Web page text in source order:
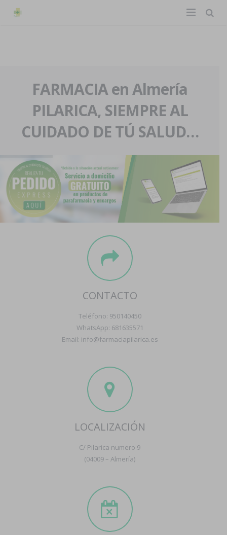
La farmacia
Nuestra historia
Nuestro equipo
Eventos
Servicios y reservas
Pedidos express
Blog
Contacto
Boletín
FARMACIA en Almería
PILARICA, SIEMPRE AL
CUIDADO DE TÚ SALUD…
CONTACTO
Teléfono: 950140450
WhatsApp: 681635571
Email: info@farmaciapilarica.es
LOCALIZACIÓN
C/ Pilarica numero 9
(04009 – Almería)